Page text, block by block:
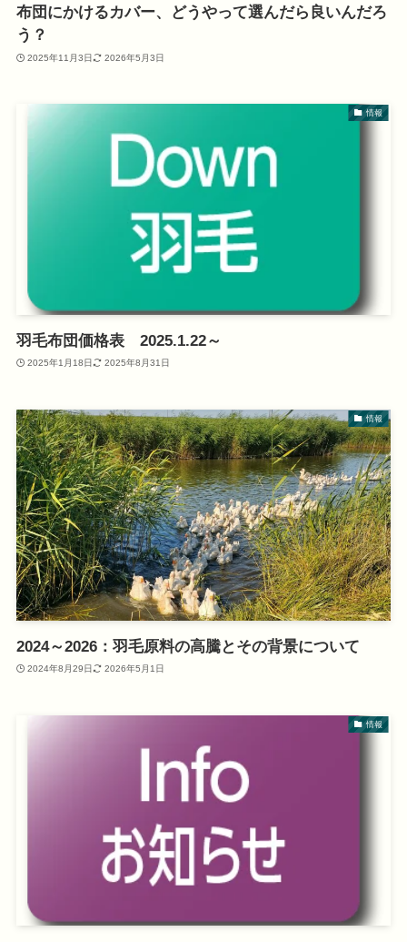
布団にかけるカバー、どうやって選んだら良いんだろ
う？
2025年11月3日 2026年5月3日
情報
羽毛布団価格表 2025.1.22～
2025年1月18日 2025年8月31日
情報
2024～2026：羽毛原料の高騰とその背景について
2024年8月29日 2026年5月1日
情報